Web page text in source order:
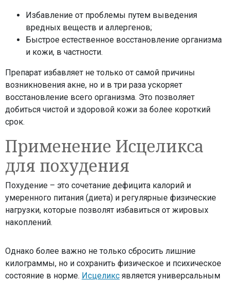
Избавление от проблемы путем выведения
вредных веществ и аллергенов;
Быстрое естественное восстановление организма
и кожи, в частности.
Препарат избавляет не только от самой причины
возникновения акне, но и в три раза ускоряет
восстановление всего организма. Это позволяет
добиться чистой и здоровой кожи за более короткий
срок.
Применение Исцеликса
для похудения
Похудение – это сочетание дефицита калорий и
умеренного питания (диета) и регулярные физические
нагрузки, которые позволят избавиться от жировых
накоплений.
Однако более важно не только сбросить лишние
килограммы, но и сохранить физическое и психическое
состояние в норме. Исцеликс является универсальным